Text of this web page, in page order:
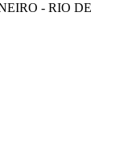
- RIO DE